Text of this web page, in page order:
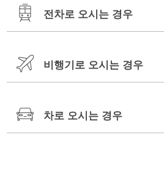
전차로 오시는 경우
JR金沢駅
구)에서 도보로 이동
비행기로 오시는 경우
고마쓰 공항
차로 오시는 경우